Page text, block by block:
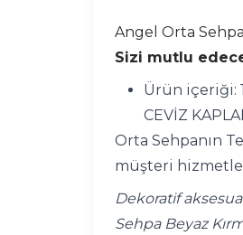
Angel Orta
Sizi mutlu
Ürün içeriği:
CEVİZ
Orta Sehpanın
müşteri
Dekoratif
Sehpa Beyaz